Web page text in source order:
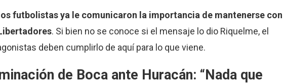
futbolistas ya le comunicaron la importancia de mantenerse con
. Si bien no se conoce si el mensaje lo dio Riquelme, el
deben cumplirlo de aquí para lo que viene.
de Boca ante Huracán: “Nada que